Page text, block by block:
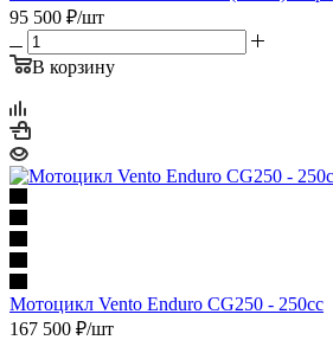
95 500 ₽/шт
В корзину
Мотоцикл Vento Enduro CG250 - 250cc
167 500 ₽/шт